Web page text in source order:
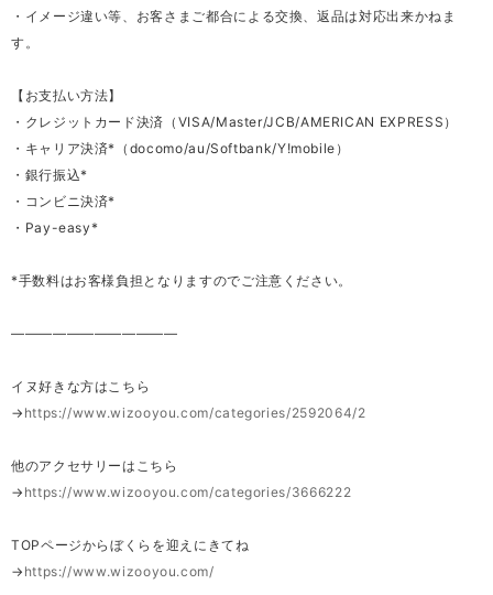
・イメージ違い等、お客さまご都合による交換、返品は対応出来かねま
す。
【お支払い方法】
・クレジットカード決済（VISA/Master/JCB/AMERICAN EXPRESS）
・キャリア決済*（docomo/au/Softbank/Y!mobile）
・銀行振込*
・コンビニ決済*
・Pay-easy*
*手数料はお客様負担となりますのでご注意ください。
————————————
イヌ好きな方はこちら
→ https://www.wizooyou.com/categories/2592064/2
他のアクセサリーはこちら
→ https://www.wizooyou.com/categories/3666222
TOPページからぼくらを迎えにきてね
→ https://www.wizooyou.com/